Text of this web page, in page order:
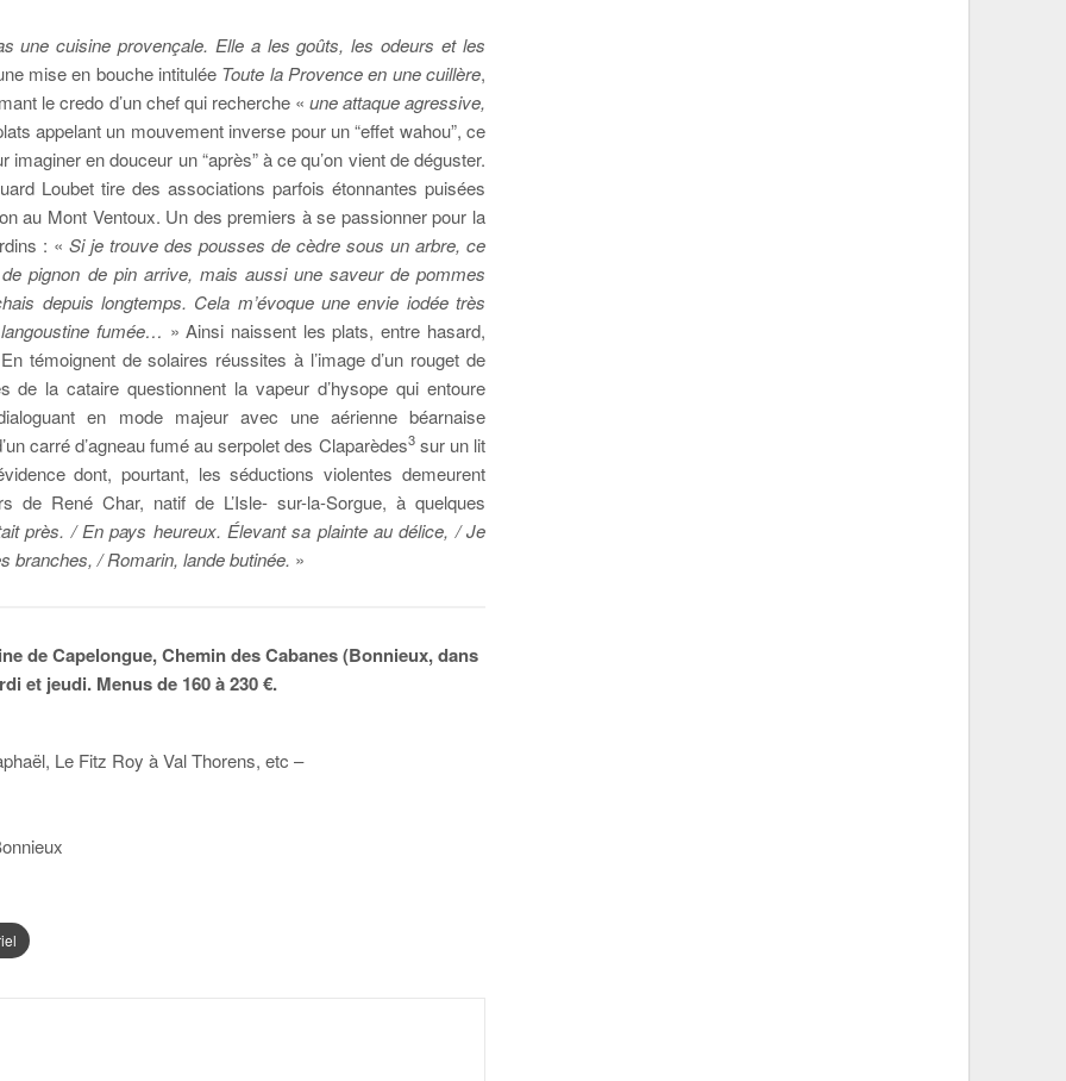
une cuisine provençale. Elle a les goûts, les odeurs et les
mise en bouche intituléeToute la Provence en une cuillère,
le credo d’un chef qui recherche « une attaque agressive,
appelant un mouvement inverse pour un “effet wahou”, ce
en douceur un “après” à ce qu’on vient de déguster.
Loubet tire desassociations parfois étonnantes puisées
au Mont Ventoux. Un des premiers à se passionner pour la
: « Si je trouve des pousses de cèdre sous un arbre, ce
pignon de pin arrive, mais aussi une saveur de pommes
depuis longtemps. Cela m’évoque une envie iodée très
fumée… » Ainsi naissent les plats, entre hasard,
témoignent de solaires réussites à l’image d’un rouget de
la cataire questionnent la vapeur d’hysope qui entoure
en mode majeur avec une aérienne béarnaise
carré d’agneau fumé au serpolet des Claparèdes3sur un lit
dont, pourtant, les séductions violentes demeurent
de René Char, natif de L’Isle- sur-la-Sorgue, à quelques
près. / En pays heureux. Élevant sa plainte au délice, / Je
branches, / Romarin, lande butinée. »
de Capelongue, Chemin des Cabanes (Bonnieux, dans
et jeudi. Menus de 160 à 230 €.
Le Fitz Roy à Val Thorens, etc –